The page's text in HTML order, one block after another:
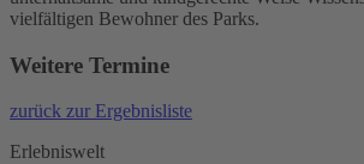
vielfältigen Bewohner des Parks.
Weitere Termine
zurück zur Ergebnisliste
Erlebniswelt